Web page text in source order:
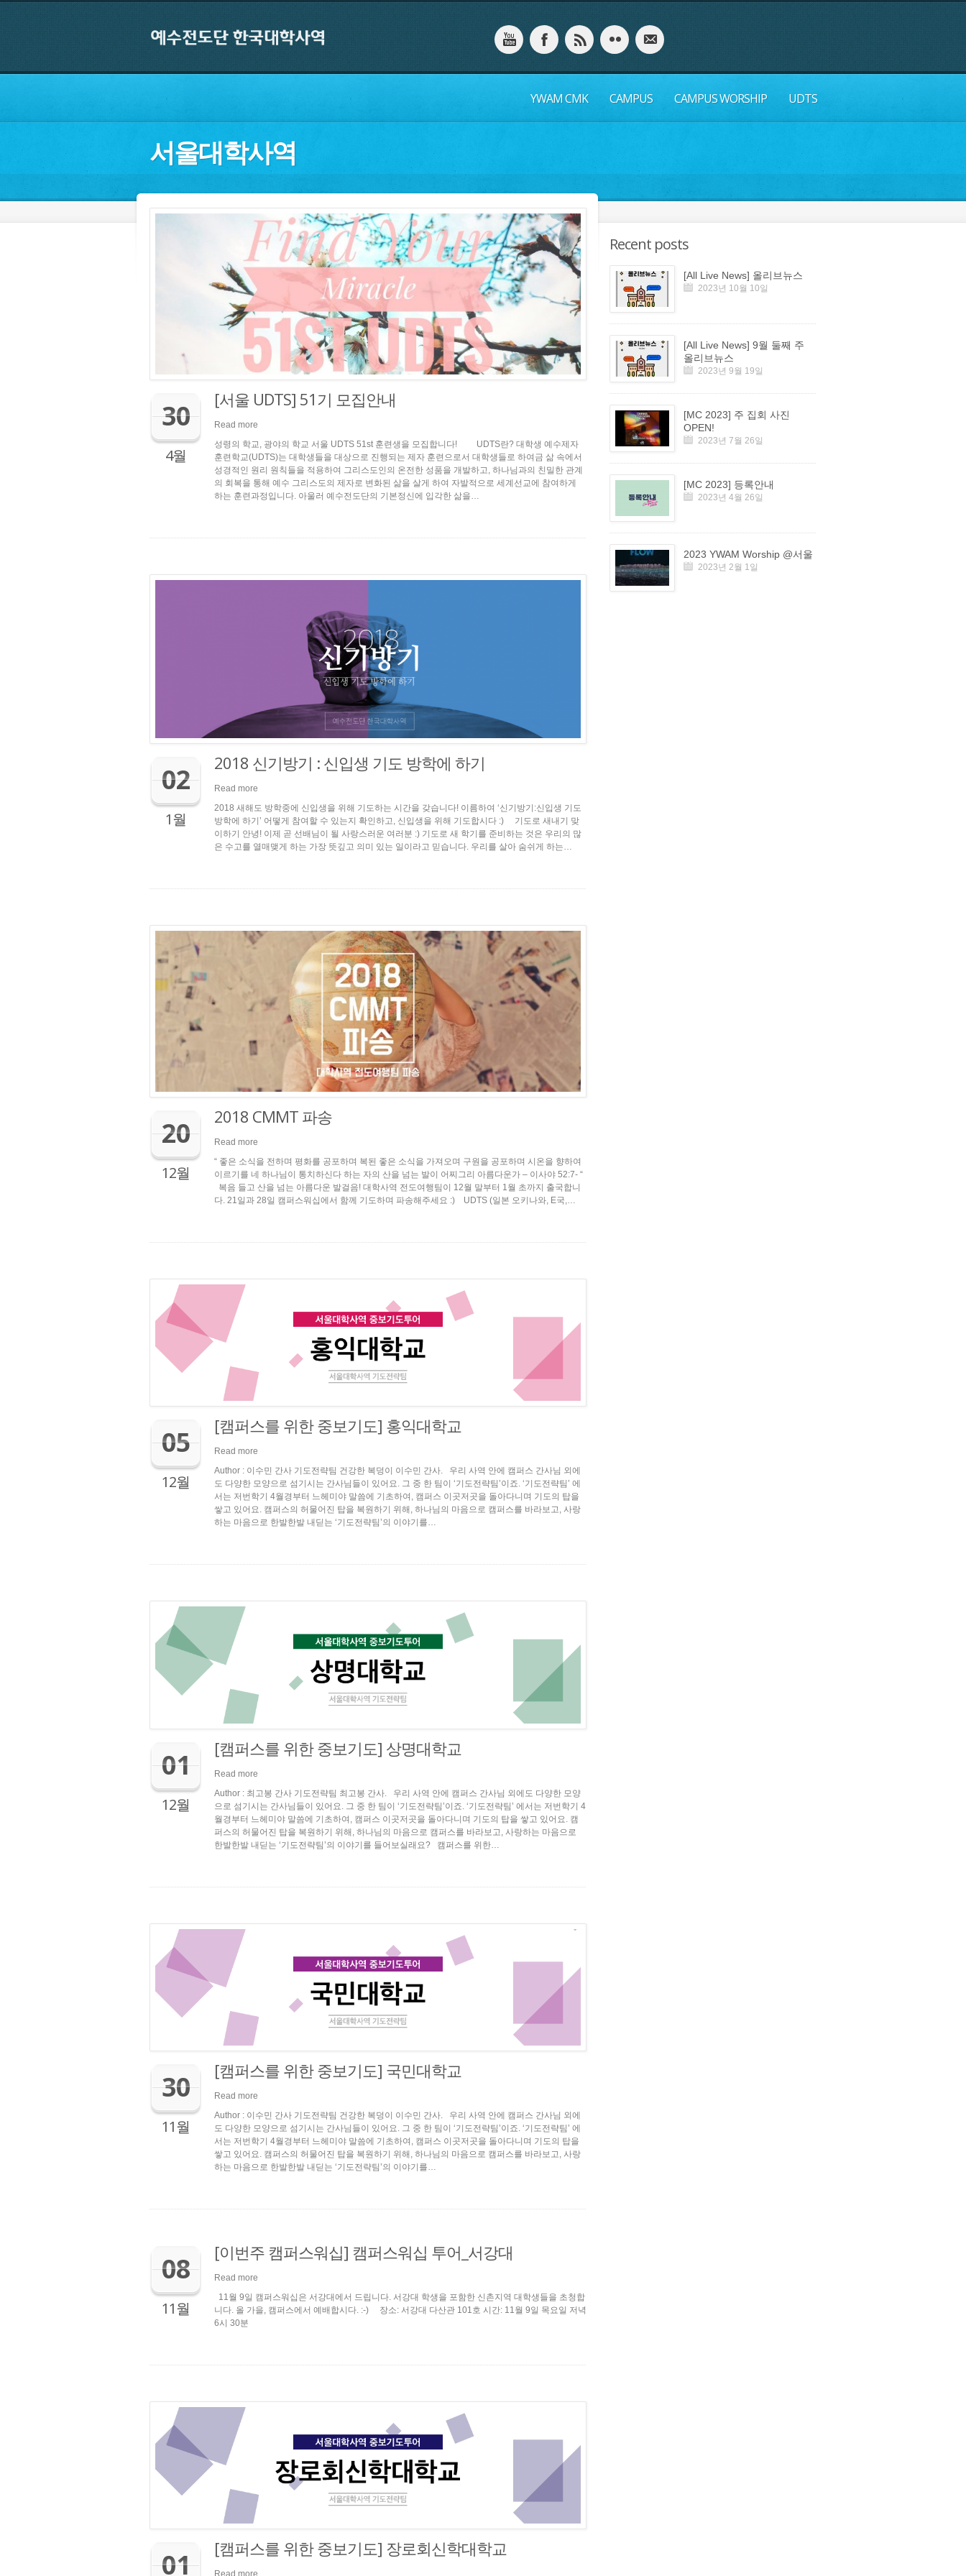
YWAM CMK CAMPUS CAMPUS WORSHIP UDTS
서울대학사역
30
4월
[서울 UDTS] 51기 모집안내
Read more
성령의 학교, 광야의 학교 서울 UDTS 51st 훈련생을 모집합니다! UDTS란? 대학생 예수제자
훈련학교(UDTS)는 대학생들을 대상으로 진행되는 제자 훈련으로서 대학생들로 하여금 삶 속에서
성경적인 원리 원칙들을 적용하여 그리스도인의 온전한 성품을 개발하고, 하나님과의 친밀한 관계
의 회복을 통해 예수 그리스도의 제자로 변화된 삶을 살게 하여 자발적으로 세계선교에 참여하게
하는 훈련과정입니다. 아울러 예수전도단의 기본정신에 입각한 삶을…
02
1월
2018 신기방기 : 신입생 기도 방학에 하기
Read more
2018 새해도 방학중에 신입생을 위해 기도하는 시간을 갖습니다! 이름하여 ‘신기방기:신입생 기도
방학에 하기’ 어떻게 참여할 수 있는지 확인하고, 신입생을 위해 기도합시다 :) 기도로 새내기 맞
이하기 안녕! 이제 곧 선배님이 될 사랑스러운 여러분 :) 기도로 새 학기를 준비하는 것은 우리의 많
은 수고를 열매맺게 하는 가장 뜻깊고 의미 있는 일이라고 믿습니다. 우리를 살아 숨쉬게 하는…
20
12월
2018 CMMT 파송
Read more
“ 좋은 소식을 전하며 평화를 공포하며 복된 좋은 소식을 가져오며 구원을 공포하며 시온을 향하여
이르기를 네 하나님이 통치하신다 하는 자의 산을 넘는 발이 어찌그리 아름다운가 – 이사야 52:7- “
복음 들고 산을 넘는 아름다운 발걸음! 대학사역 전도여행팀이 12월 말부터 1월 초까지 출국합니
다. 21일과 28일 캠퍼스워십에서 함께 기도하며 파송해주세요 :) UDTS (일본 오키나와, E국,…
05
12월
[캠퍼스를 위한 중보기도] 홍익대학교
Read more
Author : 이수민 간사 기도전략팀 건강한 복덩이 이수민 간사. 우리 사역 안에 캠퍼스 간사님 외에
도 다양한 모양으로 섬기시는 간사님들이 있어요. 그 중 한 팀이 ‘기도전략팀’이죠. ‘기도전략팀’ 에
서는 저번학기 4월경부터 느헤미야 말씀에 기초하여, 캠퍼스 이곳저곳을 돌아다니며 기도의 탑을
쌓고 있어요. 캠퍼스의 허물어진 탑을 복원하기 위해, 하나님의 마음으로 캠퍼스를 바라보고, 사랑
하는 마음으로 한발한발 내딛는 ‘기도전략팀’의 이야기를…
01
12월
[캠퍼스를 위한 중보기도] 상명대학교
Read more
Author : 최고봉 간사 기도전략팀 최고봉 간사. 우리 사역 안에 캠퍼스 간사님 외에도 다양한 모양
으로 섬기시는 간사님들이 있어요. 그 중 한 팀이 ‘기도전략팀’이죠. ‘기도전략팀’ 에서는 저번학기 4
월경부터 느헤미야 말씀에 기초하여, 캠퍼스 이곳저곳을 돌아다니며 기도의 탑을 쌓고 있어요. 캠
퍼스의 허물어진 탑을 복원하기 위해, 하나님의 마음으로 캠퍼스를 바라보고, 사랑하는 마음으로
한발한발 내딛는 ‘기도전략팀’의 이야기를 들어보실래요? 캠퍼스를 위한…
30
11월
[캠퍼스를 위한 중보기도] 국민대학교
Read more
Author : 이수민 간사 기도전략팀 건강한 복덩이 이수민 간사. 우리 사역 안에 캠퍼스 간사님 외에
도 다양한 모양으로 섬기시는 간사님들이 있어요. 그 중 한 팀이 ‘기도전략팀’이죠. ‘기도전략팀’ 에
서는 저번학기 4월경부터 느헤미야 말씀에 기초하여, 캠퍼스 이곳저곳을 돌아다니며 기도의 탑을
쌓고 있어요. 캠퍼스의 허물어진 탑을 복원하기 위해, 하나님의 마음으로 캠퍼스를 바라보고, 사랑
하는 마음으로 한발한발 내딛는 ‘기도전략팀’의 이야기를…
08
11월
[이번주 캠퍼스워십] 캠퍼스워십 투어_서강대
Read more
11월 9일 캠퍼스워십은 서강대에서 드립니다. 서강대 학생을 포함한 신촌지역 대학생들을 초청합
니다. 올 가을, 캠퍼스에서 예배합시다. :-) 장소: 서강대 다산관 101호 시간: 11월 9일 목요일 저녁
6시 30분
01 [캠퍼스를 위한 중보기도] 장로회신학대학교
Read more
Recent posts
[All Live News] 올리브뉴스
2023년 10월 10일
[All Live News] 9월 둘째 주
올리브뉴스
2023년 9월 19일
[MC 2023] 주 집회 사진
OPEN!
2023년 7월 26일
[MC 2023] 등록안내
2023년 4월 26일
2023 YWAM Worship @서울
2023년 2월 1일